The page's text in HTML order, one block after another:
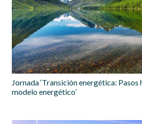
Jornada ‘Transición energética: Pasos
modelo energético’